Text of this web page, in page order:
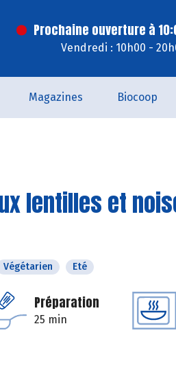
Prochaine ouverture à
Vendredi : 10h00 -
Magazines Biocoop
lentilles et
Végétarien Eté
Préparation
25 min